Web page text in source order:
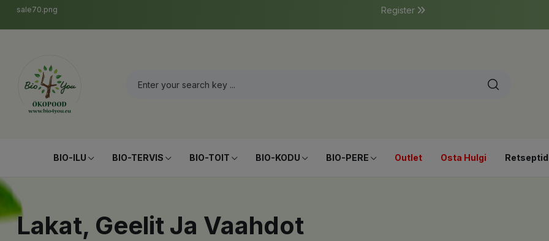
sale70.png Register
BIO-ILU BIO-TERVIS BIO-TOIT BIO-KODU BIO-PERE Outlet Osta Hulgi Retseptid
Lakat, Geelit Ja Vaahdot